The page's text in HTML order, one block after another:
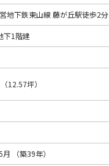
地下鉄東山線 藤が丘駅徒歩2分
下1階建
（12.57坪）
月 （築39年）